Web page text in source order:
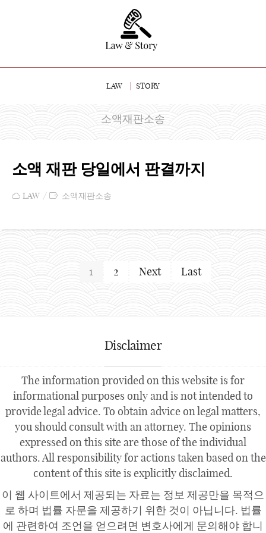
LAW STORY
소액재판소송
소액 재판 당일에서 판결까지
LAW 소액재판소송
1 2 Next Last
Disclaimer
The information provided on this website is for
informational purposes only and is not intended to
provide legal advice. To obtain advice on legal matters,
you should consult with an attorney. The opinions
expressed on this site are those of the individual
authors. All responsibility for actions taken based on the
content of this site is explicitly disclaimed.
이 웹 사이트에서 제공되는 자료는 정보 제공만을 목적으
로 하며 법률 자문을 제공하기 위한 것이 아닙니다. 법률
에 관련하여 조언을 얻으려면 변호사에게 문의해야 합니